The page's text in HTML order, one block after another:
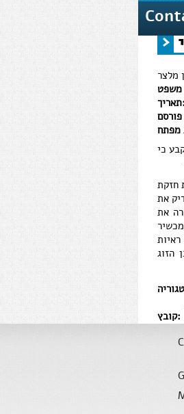
You
מלצר
כי
חזקת
את
את
הזוג
קובץ: